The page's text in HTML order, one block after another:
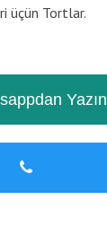
üçün Tortlar.
Yazın